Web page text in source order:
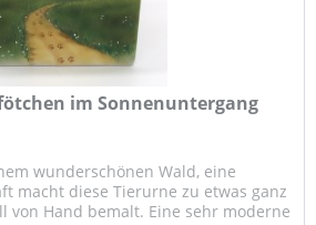
im Sonnenuntergang
wunderschönen Wald, eine
macht diese Tierurne zu etwas ganz
von Hand bemalt. Eine sehr moderne